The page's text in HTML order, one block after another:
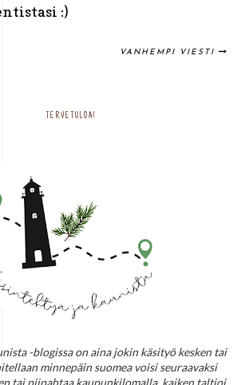
:)
VANHEMPI VIESTI
TERVETULOA!
-blogissa on aina jokin käsityö kesken tai
minnepäin suomea voisi seuraavaksi
tai piipahtaa kaupunkilomalla. kaiken taltioi